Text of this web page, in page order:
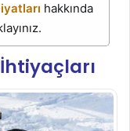
hakkında